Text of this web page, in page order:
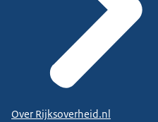
Over Rijksoverheid.nl